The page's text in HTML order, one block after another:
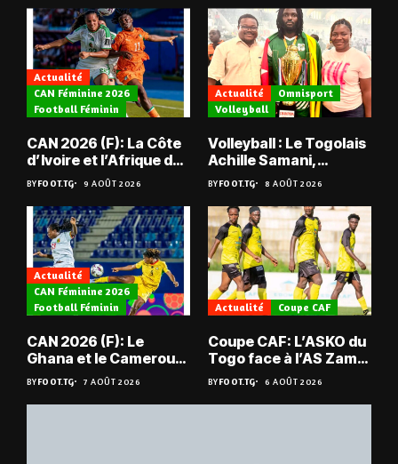
Actualité
CAN Féminine 2026
Football Féminin
CAN 2026 (F): La Côte
d’Ivoire et l’Afrique du
Sud tombent
BYFOOT.TG 9 AOÛT 2026
Actualité
Omnisport
Volleyball
Volleyball : Le Togolais
Achille Samani,
champion du Bénin !
BYFOOT.TG 8 AOÛT 2026
Actualité
CAN Féminine 2026
Football Féminin
CAN 2026 (F): Le
Ghana et le Cameroun
en quarts
BYFOOT.TG 7 AOÛT 2026
Actualité Coupe CAF
Coupe CAF: L’ASKO du
Togo face à l’AS Zam
du Niger
BYFOOT.TG 6 AOÛT 2026